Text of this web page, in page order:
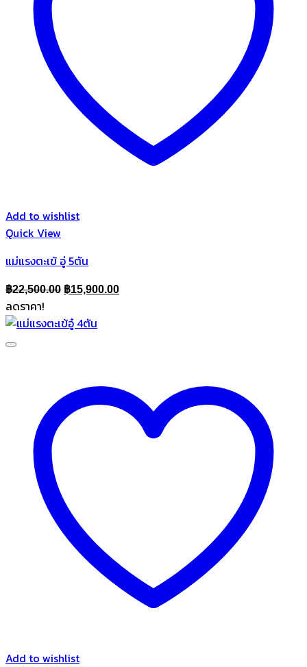
Add to wishlist
Quick View
แม่แรงตะเข้ อู่ 5ตัน
฿22,500.00 Original
was:
฿15,900.00Current
ลดราคา!
Add to wishlist